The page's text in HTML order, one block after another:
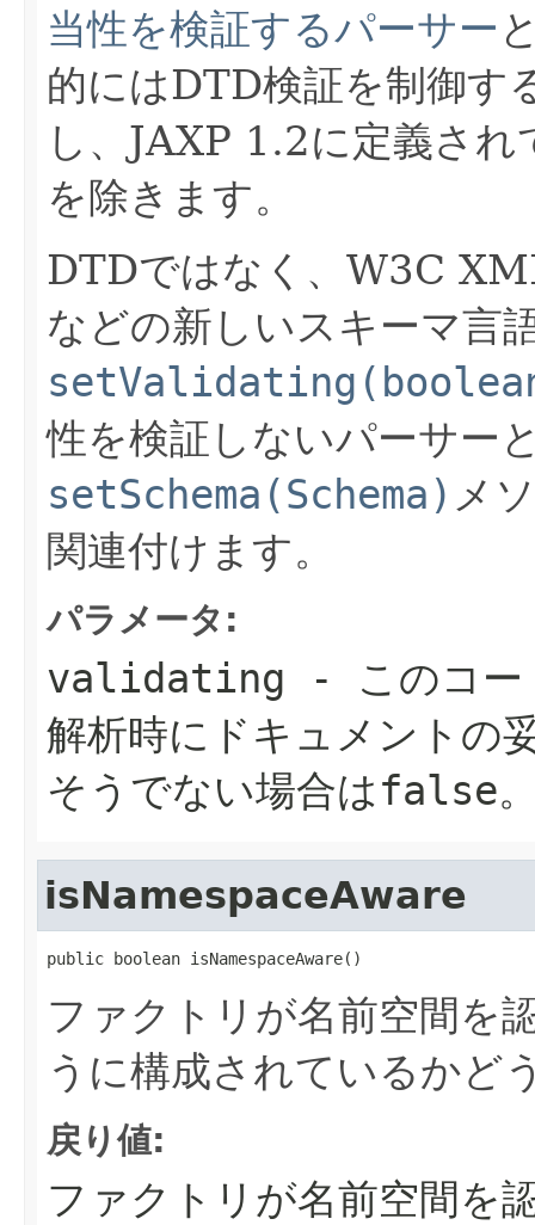
当性を検証するパーサー
的にはDTD検証を制御す
し、JAXP 1.2に定義さ
を除きます。
DTDではなく、W3C
などの新しいスキーマ言
性を検証しないパーサー
setSchema(Schema) メ
関連付けます。
パラメータ:
validating - このコー
解析時にドキュメントの
そうでない場合はfalse
isNamespaceAware
public boolean isNamespaceAware()
ファクトリが名前空間を
うに構成されているかど
戻り値:
ファクトリが名前空間を